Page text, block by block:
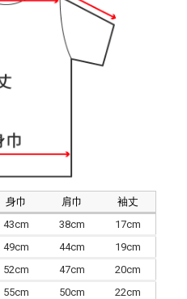
身巾 肩巾
袖丈
43cm 38cm
17cm
49cm 44cm
19cm
52cm 47cm
20cm
55cm 50cm
22cm